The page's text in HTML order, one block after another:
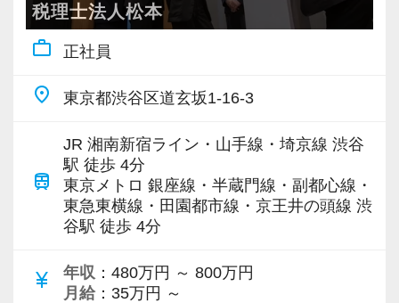
税理士法人松本
work_outline 正社員
place 東京都渋谷区道玄坂1-16-3
train
JR 湘南新宿ライン・山手線・埼京線 渋谷
駅 徒歩 4分
東京メトロ 銀座線・半蔵門線・副都心線・
東急東横線・田園都市線・京王井の頭線 渋
谷駅 徒歩 4分
currency_yen 年収 ：480万円 ～ 800万円
月給 ：35万円 ～